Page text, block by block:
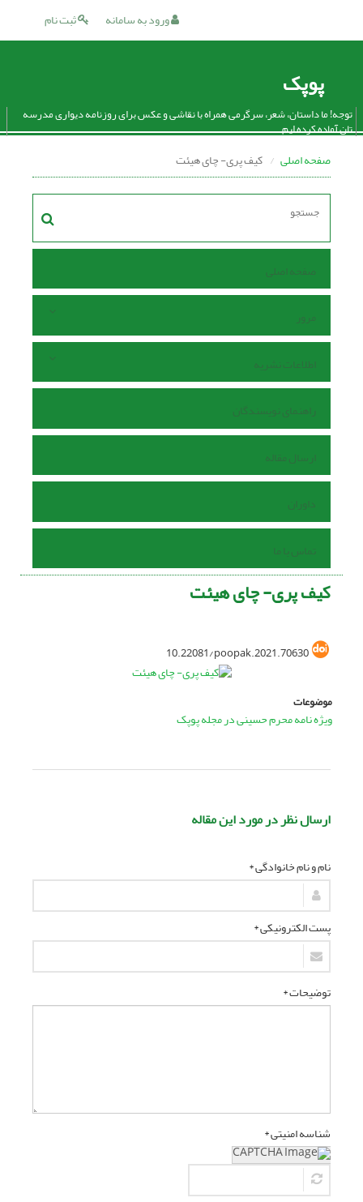
ثبت نام ورود به سامانه
پوپک
توجه! ما داستان، شعر، سرگرمی همراه با نقاشی و عکس برای روزنامه دیواری مدرسه
تان آماده کرده ایم.
صفحه اصلی کیف پری- چای هیئت
صفحه اصلی
مرور
اطلاعات نشریه
راهنمای نویسندگان
ارسال مقاله
داوران
تماس با ما
کیف پری- چای هیئت
10.22081/poopak.2021.70630
موضوعات
ویژه نامه محرم حسینی در مجله پوپک
ارسال نظر در مورد این مقاله
نام و نام خانوادگی *
پست الکترونیکی *
توضیحات *
شناسه امنیتی *